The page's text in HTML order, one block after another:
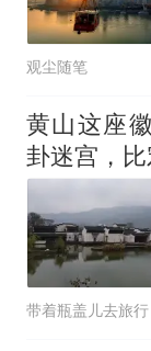
观尘随笔
黄山这座
卦迷宫，
带着瓶盖儿去旅行